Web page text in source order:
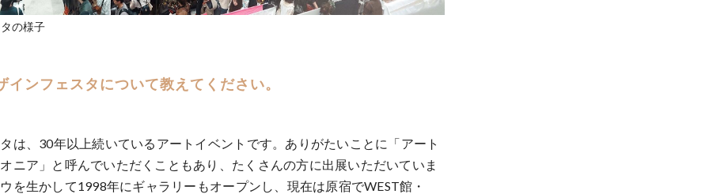
の様子
ンフェスタについて教えてください。
は、30年以上続いているアートイベントです。ありがたいことに「アート
ニア」と呼んでいただくこともあり、たくさんの方に出展いただいていま
を生かして1998年にギャラリーもオープンし、現在は原宿でWEST館・